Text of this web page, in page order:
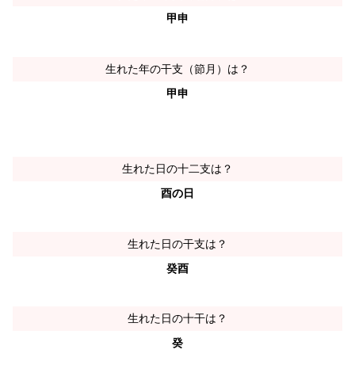
甲申
生れた年の干支（節月）は？
甲申
生れた日の十二支は？
酉の日
生れた日の干支は？
癸酉
生れた日の十干は？
癸